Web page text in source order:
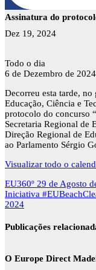
Assinatura do
Dez 19, 2024
Assinatura
do
do
concurso
“Europe
Calling”
Todo o dia
6 de Dezembro de 2024
Decorreu esta tarde,
Educação, Ciência e
protocolo do concurso
Secretaria Regional de
Direção Regional de
ao Parlamento Sérgio
Visualizar todo o
Navegação
de
artigos
EU360º 29 de Agosto
Iniciativa
2024
Publicações
O Europe Direct